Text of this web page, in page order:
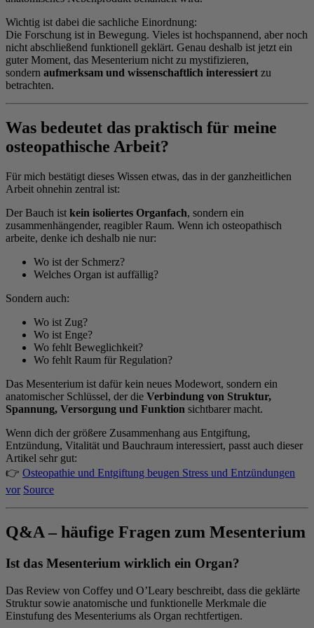
Wichtig ist dabei die sachliche Einordnung:
Die Forschung ist in Bewegung. Vieles ist hochspannend, aber noch
nicht abschließend funktionell geklärt. Genau deshalb ist jetzt ein
guter Moment, das Mesenterium nicht zu mystifizieren,
sondern aufmerksam und wissenschaftlich interessiert zu
betrachten.
Was bedeutet das praktisch für meine
osteopathische Arbeit?
Für mich bestätigt dieses Wissen etwas, das in der ganzheitlichen
Arbeit ohnehin zentral ist:
Der Bauch ist kein isoliertes Organfach, sondern ein
zusammenhängender, reagibler Raum. Wenn ich osteopathisch
arbeite, denke ich deshalb nie nur:
Wo ist der Schmerz?
Welches Organ ist auffällig?
Sondern auch:
Wo ist Zug?
Wo ist Enge?
Wo fehlt Beweglichkeit?
Wo fehlt Raum für Regulation?
Das Mesenterium ist dafür kein neues Modewort, sondern ein
anatomischer Schlüssel, der die Verbindung von Struktur,
Spannung, Versorgung und Funktion sichtbarer macht.
Wenn dich der größere Zusammenhang aus Entgiftung,
Entzündung, Vitalität und Bauchraum interessiert, passt auch dieser
Artikel sehr gut:
👉 Osteopathie und Entgiftung beugen Stress und Entzündungen
vor Source
Q&A – häufige Fragen zum Mesenterium
Ist das Mesenterium wirklich ein Organ?
Das Review von Coffey und O’Leary beschreibt, dass die geklärte
Struktur sowie anatomische und funktionelle Merkmale die
Einstufung des Mesenteriums als Organ rechtfertigen.